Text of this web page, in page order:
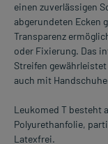
einen zuverlässigen
abgerundeten Ecken
Transparenz
oder Fixierung. Das
Streifen
auch mit
Leukomed T besteht
Polyurethanfolie,
Latexfrei.